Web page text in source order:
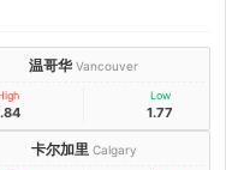
温哥华 Vancouver
Low
1.77
卡尔加里 Calgary